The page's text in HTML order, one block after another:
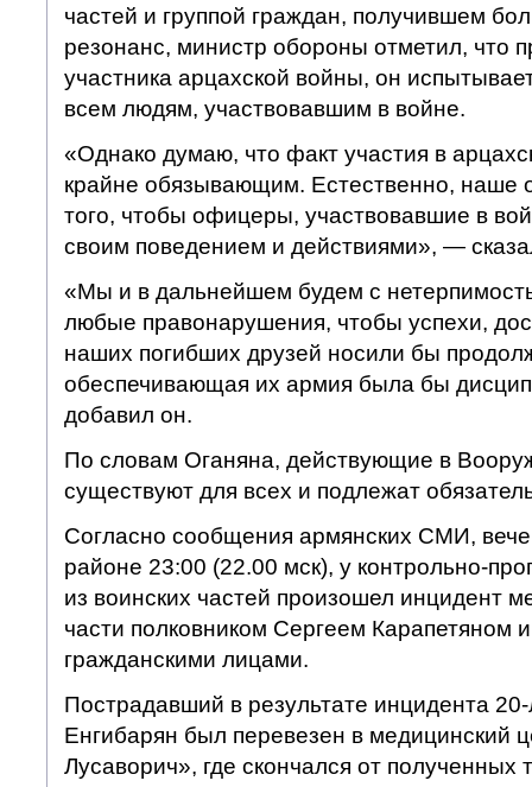
частей и группой граждан, получившем
резонанс, министр обороны отметил, что
участника арцахской войны, он
всем людям, участвовавшим в войне.
«Однако думаю, что факт участия в
крайне обязывающим. Естественно, наше
того, чтобы офицеры, участвовавшие в
своим поведением и действиями», —
«Мы и в дальнейшем будем с
любые правонарушения, чтобы успехи,
наших погибших друзей носили бы
обеспечивающая их армия была бы
добавил он.
По словам Оганяна, действующие в
существуют для всех и подлежат
Согласно сообщения армянских СМИ,
районе 23:00 (22.00 мск), у контрольно-
из воинских частей произошел инцидент
части полковником Сергеем Карапетяном
гражданскими лицами.
Пострадавший в результате инцидента
Енгибарян был перевезен в медицинский
Лусаворич», где скончался от полученных